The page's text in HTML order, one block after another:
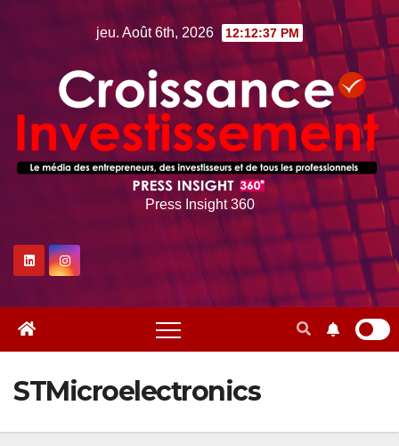
jeu. Août 6th, 2026 12:12:38 PM
Press Insight 360
STMicroelectronics